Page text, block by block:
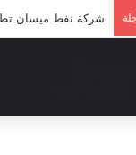
شركة نفط ميسان تطلق